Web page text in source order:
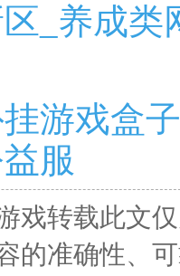
_养成
游戏盒
服
戏转载此文
的准确性、